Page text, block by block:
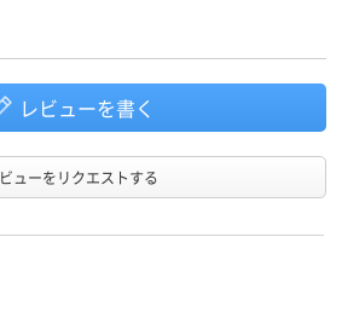
レビューを書く
ューをリクエストする